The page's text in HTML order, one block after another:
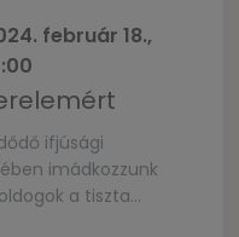
február 18.,
ifjúsági
imádkozzunk
a tiszta
(Mt 5,8)